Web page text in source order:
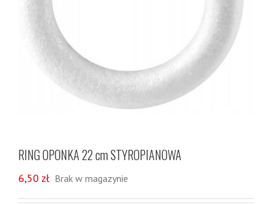
RING OPONKA 22 cm STYROPIANOWA
6,50 zł Brak w magazynie